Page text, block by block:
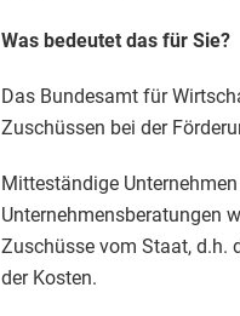
Was bedeutet das für Sie?
Das Bundesamt für
Zuschüssen bei der
Mitteständige
Unternehmensberatungen
Zuschüsse vom Staat, d.h.
der Kosten.